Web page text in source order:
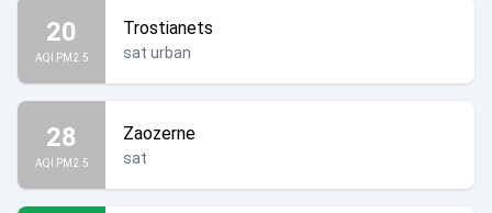
20
AQI PM2.5
Trostianets
sat urban
28
AQI PM2.5
Zaozerne
sat